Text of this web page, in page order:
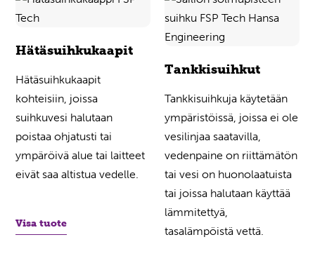
Hätäsuihkukaapit
Hätäsuihkukaapit
kohteisiin, joissa
suihkuvesi halutaan
poistaa ohjatusti tai
ympäröivä alue tai laitteet
eivät saa altistua vedelle.
Visa tuote
Tankkisuihkut
Tankkisuihkuja käytetään
ympäristöissä, joissa ei ole
vesilinjaa saatavilla,
vedenpaine on riittämätön
tai vesi on huonolaatuista
tai joissa halutaan käyttää
lämmitettyä,
tasalämpöistä vettä.